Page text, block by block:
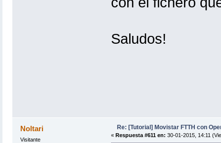
Saludos!
Noltari
Visitante
Re: [Tutorial] Movistar FTTH con
« Respuesta #611 en: 30-01-2015, 14:11